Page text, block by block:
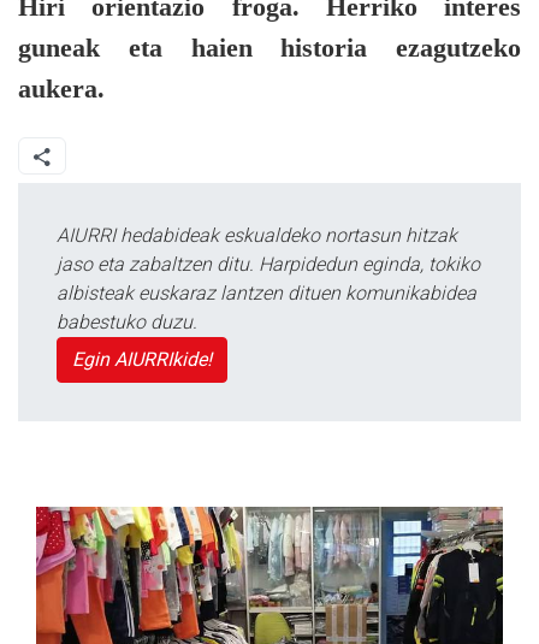
Hiri orientazio froga. Herriko interes
guneak eta haien historia ezagutzeko
aukera.
AIURRI hedabideak eskualdeko nortasun hitzak
jaso eta zabaltzen ditu. Harpidedun eginda, tokiko
albisteak euskaraz lantzen dituen komunikabidea
babestuko duzu.
Egin AIURRIkide!